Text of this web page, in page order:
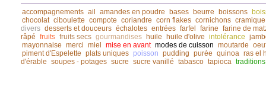
accompagnements ail amandes en poudre bases beurre boissons
chocolat ciboulette compote coriandre corn flakes cornichons cramique
divers desserts et douceurs échalotes entrées farfel farine farine de
râpé fruits fruits secs gourmandises huile huile d'olive intolérance
mayonnaise merci miel mise en avant modes de cuisson moutarde
piment d'Espelette plats uniques poisson pudding purée quinoa ras el
d'érable soupes - potages sucre sucre vanillé tabasco tapioca traditions